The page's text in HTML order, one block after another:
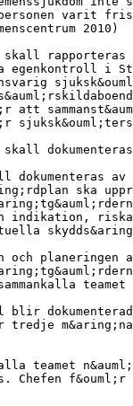
varit
2010)
skall
egenkontroll i
att
dokumenteras av
ska
indikation,
planeringen
teamet
blir
teamet
Chefen